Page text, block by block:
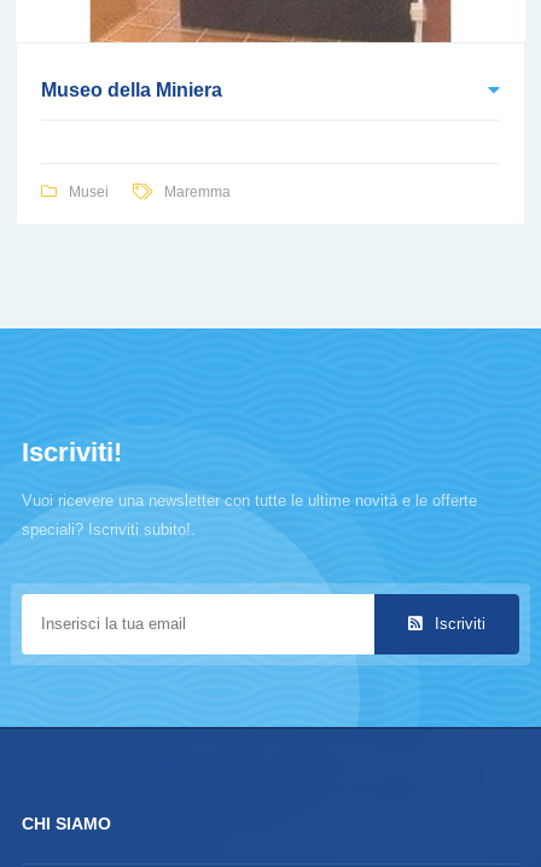
Museo della Miniera
Musei Maremma
Iscriviti!
Vuoi ricevere una newsletter con tutte le ultime novità e le offerte
speciali? Iscriviti subito!.
Iscriviti
CHI SIAMO